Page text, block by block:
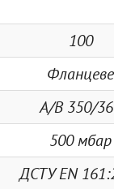
100
Фланцеве
A/B 350/
500 мбар
ДСТУ EN